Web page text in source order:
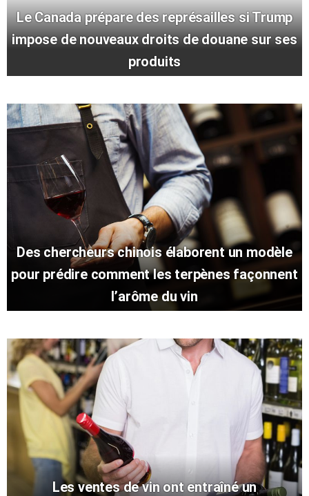
Le Canada prépare des représailles si Trump
impose de nouveaux droits de douane sur ses
produits
Des chercheurs chinois élaborent un modèle
pour prédire comment les terpènes façonnent
l’arôme du vin
Les ventes de vin ont entraîné un